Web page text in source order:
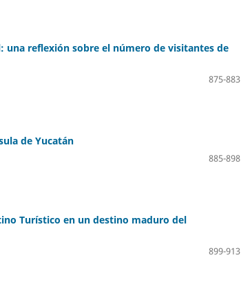
una reflexión sobre el número de visitantes de
875-883
de Yucatán
885-898
Turístico en un destino maduro del
899-913